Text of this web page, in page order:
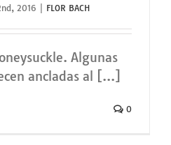
2016 FLOR BACH
Algunas
ancladas al [...]
0